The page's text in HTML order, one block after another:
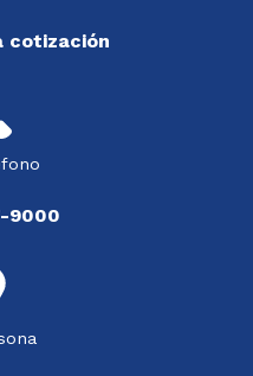
cotización
9000